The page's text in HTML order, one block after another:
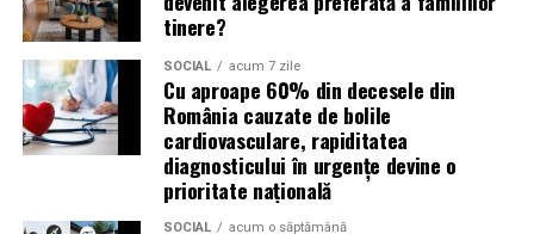
dintre cei care ar beneficia de serviciile lor nu le cunosc,
nu pentru că nu le caută, ci pentru că nu le găsesc.
Vizibilitatea profesională nu este vanitate. Este o parte
din afacere.
Asociația Antreprenoare.ro a construit, prin această
campanie, o arhivă de povești reale. Toate participantele
din prima rundă vor apărea pe prima pagină a
tinere?
SOCIAL acum 7 zile
Cu aproape 60% din decesele din
România cauzate de bolile
cardiovasculare, rapiditatea
diagnosticului în urgențe devine o
prioritate națională
SOCIAL acum o săptămână